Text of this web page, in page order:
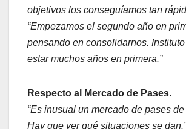
objetivos los conseguíamos tan
“Empezamos el segundo año en
pensando en consolidarnos.
estar muchos años en primera.”
Respecto al Mercado de Pases.
“Es inusual un mercado de pases
Hay que ver qué situaciones se dan.”